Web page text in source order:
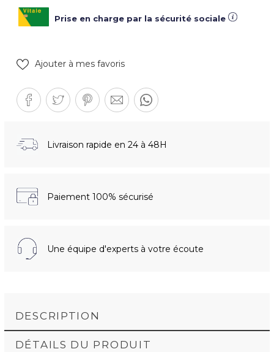
Prise en charge par la sécurité sociale
Ajouter à mes favoris
Livraison rapide en 24 à 48H
Paiement 100% sécurisé
Une équipe d'experts à votre écoute
DESCRIPTION
DÉTAILS DU PRODUIT